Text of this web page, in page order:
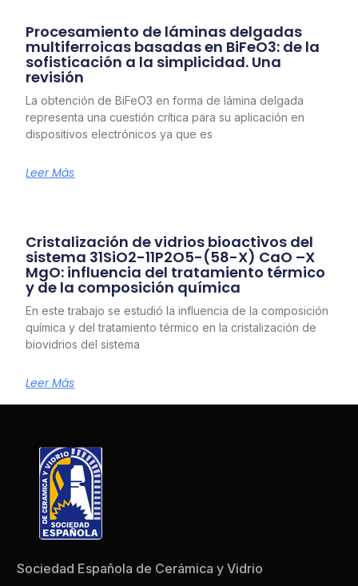
Procesamiento de láminas delgadas
multiferroicas basadas en BiFeO3: de la
sofisticación a la simplicidad. Una
revisión
La obtención de BiFeO3 en forma de lámina delgada
representa una cuestión crítica para su aplicación en
dispositivos electrónicos ya que es
Leer Más
Cristalización de vidrios bioactivos del
sistema 31SiO2-11P2O5-(58-X) CaO –X
MgO: influencia del tratamiento térmico
y de la composición química
En este trabajo se estudió la influencia de la composición
química y del tratamiento térmico en la cristalización de
biovidrios del sistema
Leer Más
Sociedad Española de Cerámica y Vidrio